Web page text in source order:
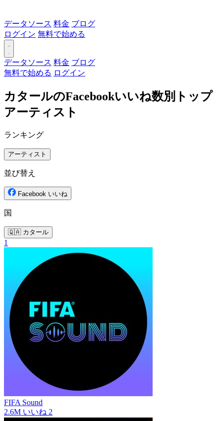
データソース 料金 ブログ
ログイン 無料で始める
データソース 料金 ブログ
無料で始める ログイン
カタールのFacebookいいね数別トップ
アーティスト
ランキング
アーティスト
並び替え
Facebook いいね
国
🇶🇦 カタール
1
FIFA Sound
2.6M いいね 2